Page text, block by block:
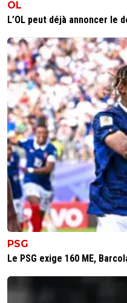
OL
L’OL peut déjà annoncer le
PSG
Le PSG exige 160 ME,